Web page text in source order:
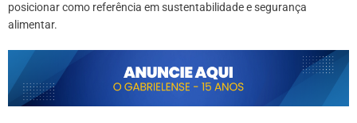
posicionar como referência em sustentabilidade e segurança
alimentar.